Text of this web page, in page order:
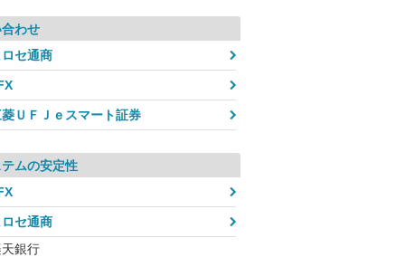
合わせ
ロセ通商
菱ＵＦＪｅスマート証券
ムの安定性
ロセ通商
銀行